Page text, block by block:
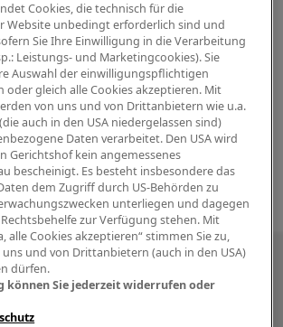
Sie uns auch in den sozialen
Medien
Cookies, die technisch für die
Website unbedingt erforderlich sind und
Sie Ihre Einwilligung in die Verarbeitung
Leistungs- und Marketingcookies). Sie
Auswahl der einwilligungspflichtigen
oder gleich alle Cookies akzeptieren. Mit
von uns und von Drittanbietern wie u.a.
auch in den USA niedergelassen sind)
Daten verarbeitet. Den USA wird
Gerichtshof kein angemessenes
bescheinigt. Es besteht insbesondere das
dem Zugriff durch US-Behörden zu
unterliegen und dagegen
zur Verfügung stehen. Mit
alle Cookies akzeptieren“ stimmen Sie zu,
uns und von Drittanbietern (auch in den USA)
dürfen.
können Sie jederzeit widerrufen oder